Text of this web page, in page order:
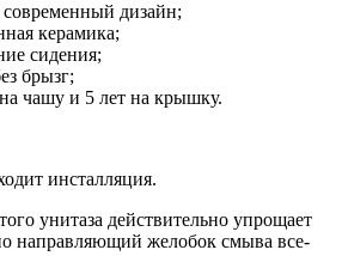
дизайн;
керамика;
сидения;
брызг;
чашу и 5 лет на крышку.
инсталляция.
унитаза действительно упрощает
направляющий желобок смыва все-